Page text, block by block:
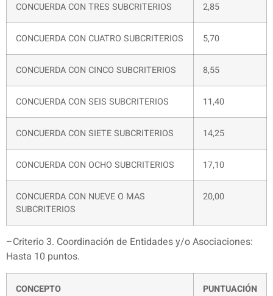
CONCUERDA CON TRES SUBCRITERIOS 2,85
CONCUERDA CON CUATRO SUBCRITERIOS 5,70
CONCUERDA CON CINCO SUBCRITERIOS 8,55
CONCUERDA CON SEIS SUBCRITERIOS 11,40
CONCUERDA CON SIETE SUBCRITERIOS 14,25
CONCUERDA CON OCHO SUBCRITERIOS 17,10
CONCUERDA CON NUEVE O MAS
SUBCRITERIOS
20,00
–Criterio 3. Coordinación de Entidades y/o Asociaciones:
Hasta 10 puntos.
CONCEPTO PUNTUACIÓN